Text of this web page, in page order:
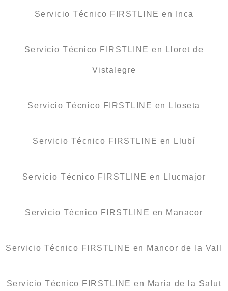
Servicio Técnico FIRSTLINE en Inca
Servicio Técnico FIRSTLINE en Lloret de
Vistalegre
Servicio Técnico FIRSTLINE en Lloseta
Servicio Técnico FIRSTLINE en Llubí
Servicio Técnico FIRSTLINE en Llucmajor
Servicio Técnico FIRSTLINE en Manacor
Servicio Técnico FIRSTLINE en Mancor de la Vall
Servicio Técnico FIRSTLINE en María de la Salut